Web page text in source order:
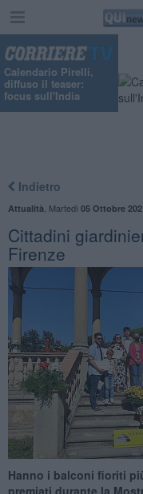
Calendario Pirelli,
diffuso il teaser:
focus sull'India
Indietro
Attualità Martedì 05 Ottobre
Cittadini
Firenze
Hanno i balconi fioriti
premiati durante la